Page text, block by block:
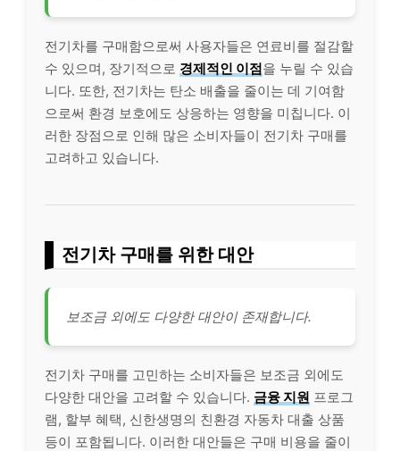
전기차를 구매함으로써 사용자들은 연료비를 절감할
수 있으며, 장기적으로 경제적인 이점을 누릴 수 있습
니다. 또한, 전기차는 탄소 배출을 줄이는 데 기여함
으로써 환경 보호에도 상응하는 영향을 미칩니다. 이
러한 장점으로 인해 많은 소비자들이 전기차 구매를
고려하고 있습니다.
전기차 구매를 위한 대안
보조금 외에도 다양한 대안이 존재합니다.
전기차 구매를 고민하는 소비자들은 보조금 외에도
다양한 대안을 고려할 수 있습니다. 금융 지원 프로그
램, 할부 혜택, 신한생명의 친환경 자동차 대출 상품
등이 포함됩니다. 이러한 대안들은 구매 비용을 줄이